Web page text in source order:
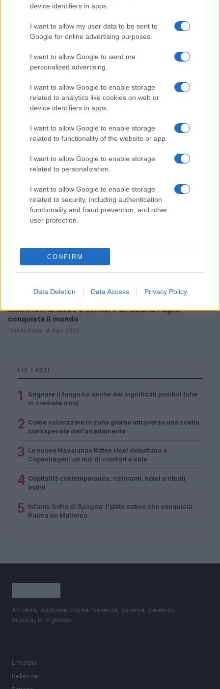
device identifiers in apps.
I want to allow my user data to be sent to
Google for online advertising purposes.
I want to allow Google to send me
personalized advertising.
I want to allow Google to enable storage
related to analytics like cookies on web or
device identifiers in apps.
I want to allow Google to enable storage
related to functionality of the website or app.
I want to allow Google to enable storage
related to personalization.
I want to allow Google to enable storage
related to security, including authentication
functionality and fraud prevention, and other
user protection.
CONFIRM
Data Deletion Data Access Privacy Policy
Accessori IKEA per la cura delle piante: pratici e di
design
LIFESTYLE
Matrimoni di lusso e concerti all’alba: la Puglia
conquista il mondo
Camilla Fiore · 9 Ago 2026
PIÙ LETTI
1
Sognare il fango ha anche dei significati positivi (che
ci crediate o no)
2 Come valorizzare la zona giorno attraverso una scelta
consapevole dell’arredamento
3 Le nuove Havaianas Kitten Heel debuttano a
Copenhagen: un mix di comfort e stile
4 Ospitalità contemporanea: ristoranti, hotel e rituali
estivi
5 Infanta Sofia di Spagna: l’abito estivo che conquista
Palma de Mallorca
Attualità, costume, moda, bellezza, cinema, celebrity,
musica, tv e gossip.
Lifestyle
Bellezza